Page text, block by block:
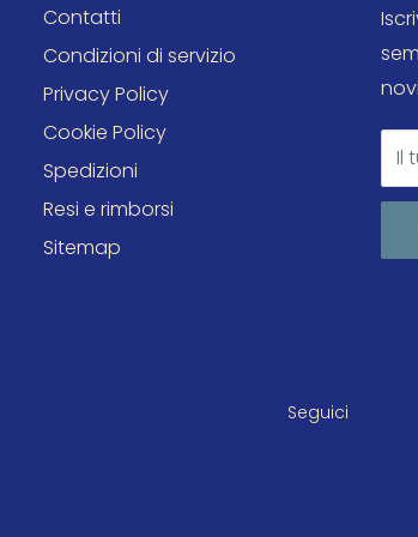
e riproduzione
eCD-RW
porta USB-A. Marantz dichiara
AAC
192 kHz / 24 bit
Contatti
Condizioni di servizio
Privacy Policy
Cookie Policy
Spedizioni
Resi e rimborsi
Sitemap
Il
Seguici